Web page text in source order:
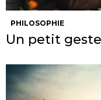
PHILOSOPHIE
Un petit